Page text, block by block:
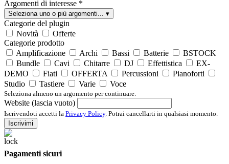
Argomenti di interesse *
Seleziona uno o più argomenti... ▾
Categorie del plugin
Novità
Offerte
Categorie prodotto
Amplificazione
Archi Bassi Batterie
BSTOCK
Bundle
Cavi Chitarre DJ Effettistica
EX-
DEMO
Fiati OFFERTA Percussioni
Pianoforti
Studio
Tastiere Varie Voce
Seleziona almeno un argomento per continuare.
Website (lascia vuoto)
Iscrivendoti accetti la Privacy Policy. Potrai cancellarti in qualsiasi momento.
Iscrivimi
Pagamenti sicuri